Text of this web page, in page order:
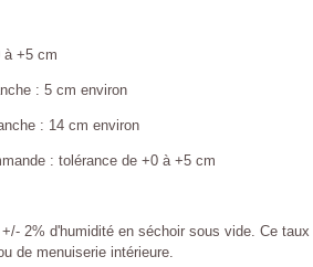
à +5 cm
: 5 cm environ
: 14 cm environ
: tolérance de +0 à +5 cm
2% d'humidité en séchoir sous vide. Ce
de menuiserie intérieure.